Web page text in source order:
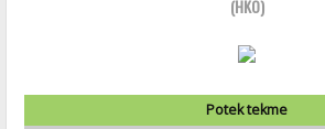
(HKO)
Potek tekme